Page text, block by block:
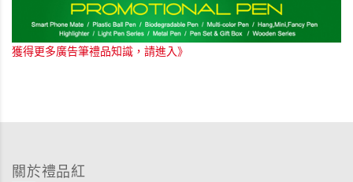
獲得更多廣告筆禮品知識，請進入》
關於禮品紅